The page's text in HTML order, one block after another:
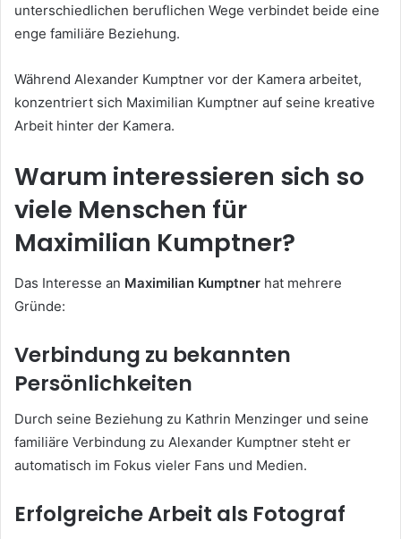
unterschiedlichen beruflichen Wege verbindet beide eine
enge familiäre Beziehung.
Während Alexander Kumptner vor der Kamera arbeitet,
konzentriert sich Maximilian Kumptner auf seine kreative
Arbeit hinter der Kamera.
Warum interessieren sich so
viele Menschen für
Maximilian Kumptner?
Das Interesse an Maximilian Kumptner hat mehrere
Gründe:
Verbindung zu bekannten
Persönlichkeiten
Durch seine Beziehung zu Kathrin Menzinger und seine
familiäre Verbindung zu Alexander Kumptner steht er
automatisch im Fokus vieler Fans und Medien.
Erfolgreiche Arbeit als Fotograf